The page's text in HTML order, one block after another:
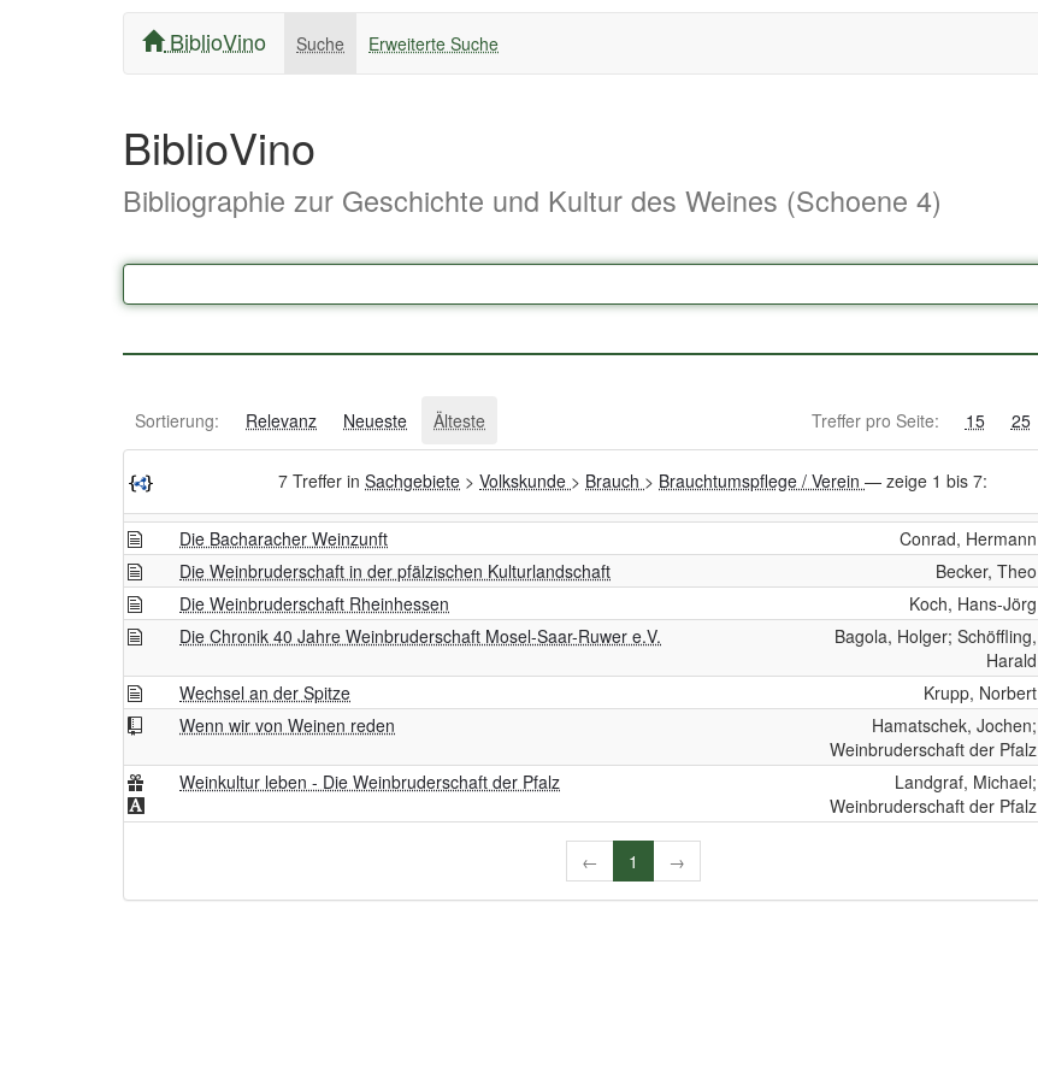
BiblioVino Suche Erweiterte Suche
BiblioVino
Bibliographie zur Geschichte und Kultur des Weines (Schoene 4)
Sortierung: Relevanz Neueste Älteste Treffer pro Seite: 15 25
7 Treffer inSachgebiete >Volkskunde > Brauch > Brauchtumspflege / Verein— zeige 1 bis 7:
Die Bacharacher Weinzunft Conrad, Hermann
Die Weinbruderschaft in der pfälzischen Kulturlandschaft
Becker, Theo
Die Weinbruderschaft Rheinhessen
Koch, Hans-Jörg
Die Chronik 40 Jahre Weinbruderschaft Mosel-Saar-Ruwer e.V.
Bagola, Holger; Schöffling,
Harald
Wechsel an der Spitze Krupp, Norbert
Wenn wir von Weinen reden
Hamatschek, Jochen;
Weinbruderschaft der Pfalz
Weinkultur leben - Die Weinbruderschaft der Pfalz
Landgraf, Michael;
Weinbruderschaft der Pfalz
← 1 →